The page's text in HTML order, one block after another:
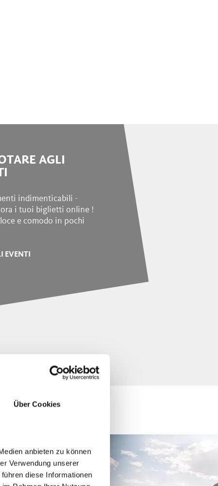
Über Cookies
anbieten zu können
Verwendung unserer
diese Informationen
AGLI
indimenticabili -
i tuoi biglietti online !
e comodo in pochi
EVENTI